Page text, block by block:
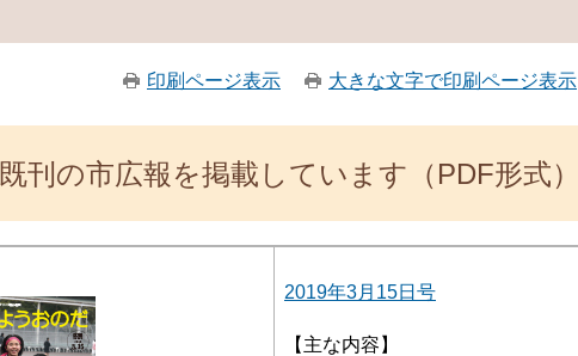
印刷ページ表示 大きな文字で印刷ページ表示
既刊の市広報を掲載しています（PDF形式）
2019年3月15日号
【主な内容】